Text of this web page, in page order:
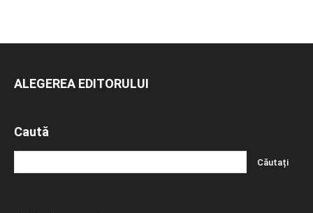
ALEGEREA EDITORULUI
Caută